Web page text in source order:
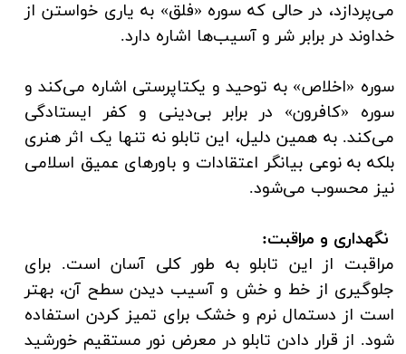
می‌پردازد، در حالی که سوره «فلق» به یاری خواستن از
خداوند در برابر شر و آسیب‌ها اشاره دارد.
سوره «اخلاص» به توحید و یکتاپرستی اشاره می‌کند و
سوره «کافرون» در برابر بی‌دینی و کفر ایستادگی
می‌کند. به همین دلیل، این تابلو نه تنها یک اثر هنری
بلکه به نوعی بیانگر اعتقادات و باورهای عمیق اسلامی
نیز محسوب می‌شود.
نگهداری و مراقبت:
مراقبت از این تابلو به طور کلی آسان است. برای
جلوگیری از خط و خش و آسیب دیدن سطح آن، بهتر
است از دستمال نرم و خشک برای تمیز کردن استفاده
شود. از قرار دادن تابلو در معرض نور مستقیم خورشید